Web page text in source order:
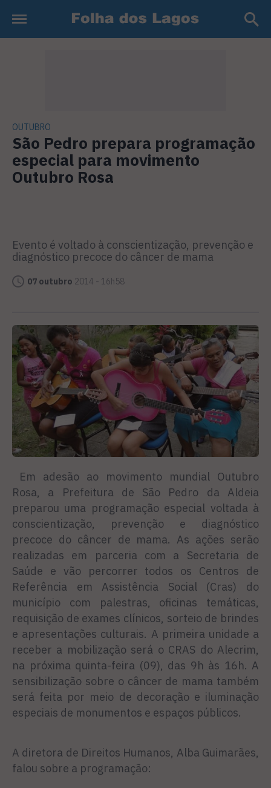
OUTUBRO
São Pedro prepara programação
especial para movimento
Outubro Rosa
Evento é voltado à conscientização, prevenção e
diagnóstico precoce do câncer de mama
07 outubro 2014 - 16h58
Em adesão ao movimento mundial Outubro
Rosa, a Prefeitura de São Pedro da Aldeia
preparou uma programação especial voltada à
conscientização, prevenção e diagnóstico
precoce do câncer de mama. As ações serão
realizadas em parceria com a Secretaria de
Saúde e vão percorrer todos os Centros de
Referência em Assistência Social (Cras) do
município com palestras, oficinas temáticas,
requisição de exames clínicos, sorteio de brindes
e apresentações culturais. A primeira unidade a
receber a mobilização será o CRAS do Alecrim,
na próxima quinta-feira (09), das 9h às 16h. A
sensibilização sobre o câncer de mama também
será feita por meio de decoração e iluminação
especiais de monumentos e espaços públicos.
A diretora de Direitos Humanos, Alba Guimarães,
falou sobre a programação: